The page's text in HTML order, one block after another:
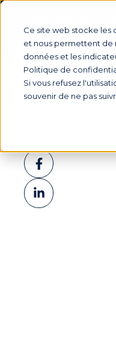
Ce site web stocke les
et nous permettent de
données et les
Politique de
Si vous refusez
souvenir de ne pas
Partager
XPartager
sur
Facebook
Partager
sur